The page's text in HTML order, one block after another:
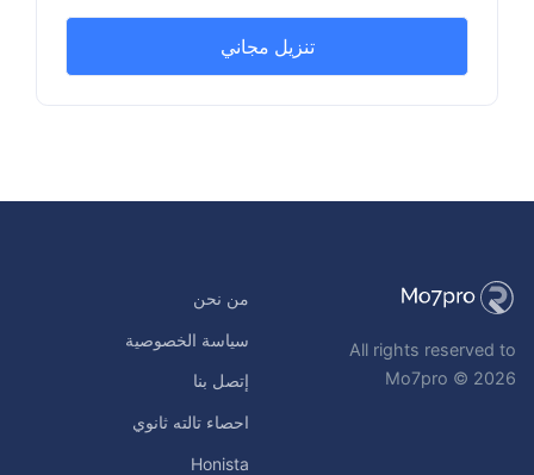
تنزيل مجاني
All rights reserved to
Mo7pro © 2026
من نحن
سياسة الخصوصية
إتصل بنا
احصاء تالته ثانوي
Honista